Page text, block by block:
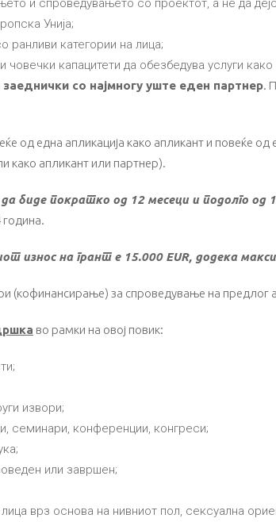
и спроведувањето со проектот, а не да
Унија;
ранливи категории на лица;
човечки капацитети да обезбедува услуги
заеднички со најмногу уште еден партнер.
од една апликација како апликант и повеќе од
како апликант или партнер).
биде пократко од 12 месеци и подолго од
година.
износ на грант е 15.000 EUR, додека
(кофинансирање) за спроведување на предлог
во рамки на овој повик:
извори;
семинари, конференции, конгреси;
или завршен;
врз основа на нивниот пол, сексуална